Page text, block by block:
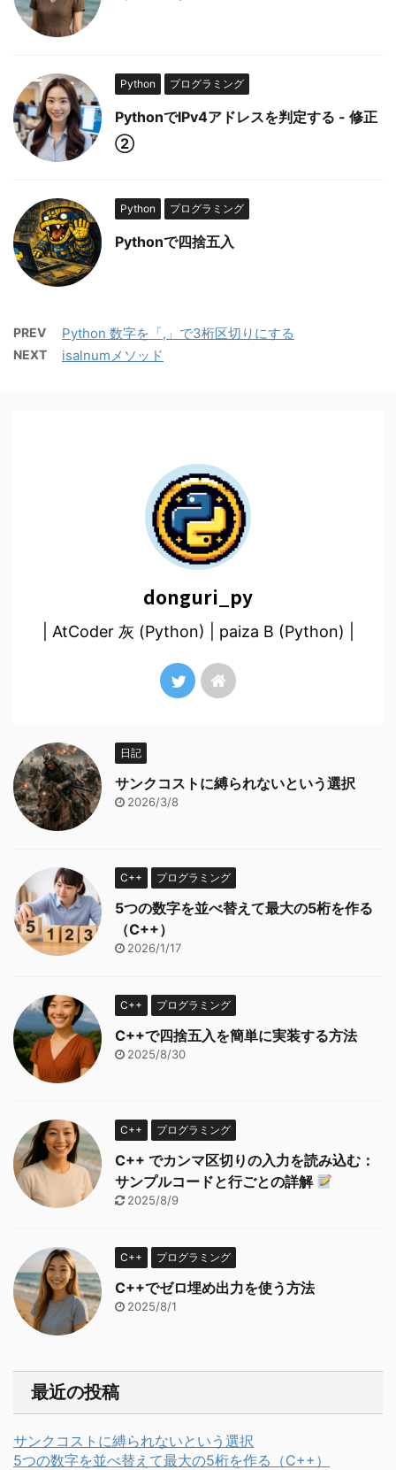
Python プログラミング
PythonでIPv4アドレスを判定する - 修正
②
Python プログラミング
Pythonで四捨五入
PREV Python 数字を「,」で3桁区切りにする
NEXT isalnumメソッド
donguri_py
| AtCoder 灰 (Python) | paiza B (Python) |
日記
サンクコストに縛られないという選択
2026/3/8
C++ プログラミング
5つの数字を並べ替えて最大の5桁を作る
（C++）
2026/1/17
C++ プログラミング
C++で四捨五入を簡単に実装する方法
2025/8/30
C++ プログラミング
C++ でカンマ区切りの入力を読み込む：
サンプルコードと行ごとの詳解
2025/8/9
C++ プログラミング
C++でゼロ埋め出力を使う方法
2025/8/1
最近の投稿
サンクコストに縛られないという選択
5つの数字を並べ替えて最大の5桁を作る（C++）